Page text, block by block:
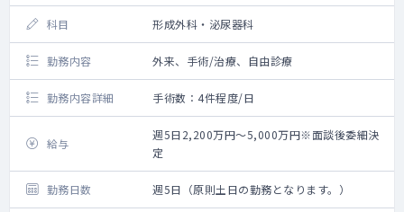
科目 形成外科・泌尿器科
勤務内容 外来、手術/治療、自由診療
勤務内容詳細 手術数：4件程度/日
給与
週5日2,200万円～5,000万円※面談後委細決
定
勤務日数 週5日（原則土日の勤務となります。）